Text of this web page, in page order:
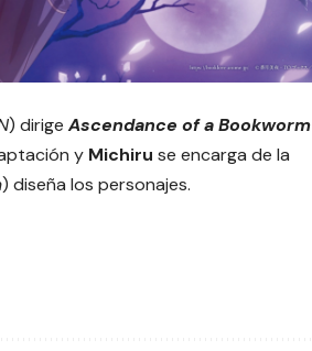
) dirigeAscendance of a Bookworm
y Michiru se encarga de la
) diseña los personajes.